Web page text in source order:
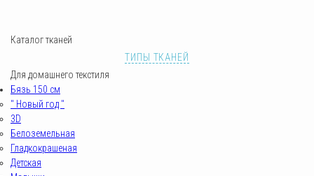
Каталог тканей
ТИПЫ ТКАНЕЙ
Для домашнего текстиля
Бязь 150 см
" Новый год "
3D
Белоземельная
Гладкокрашеная
Детская